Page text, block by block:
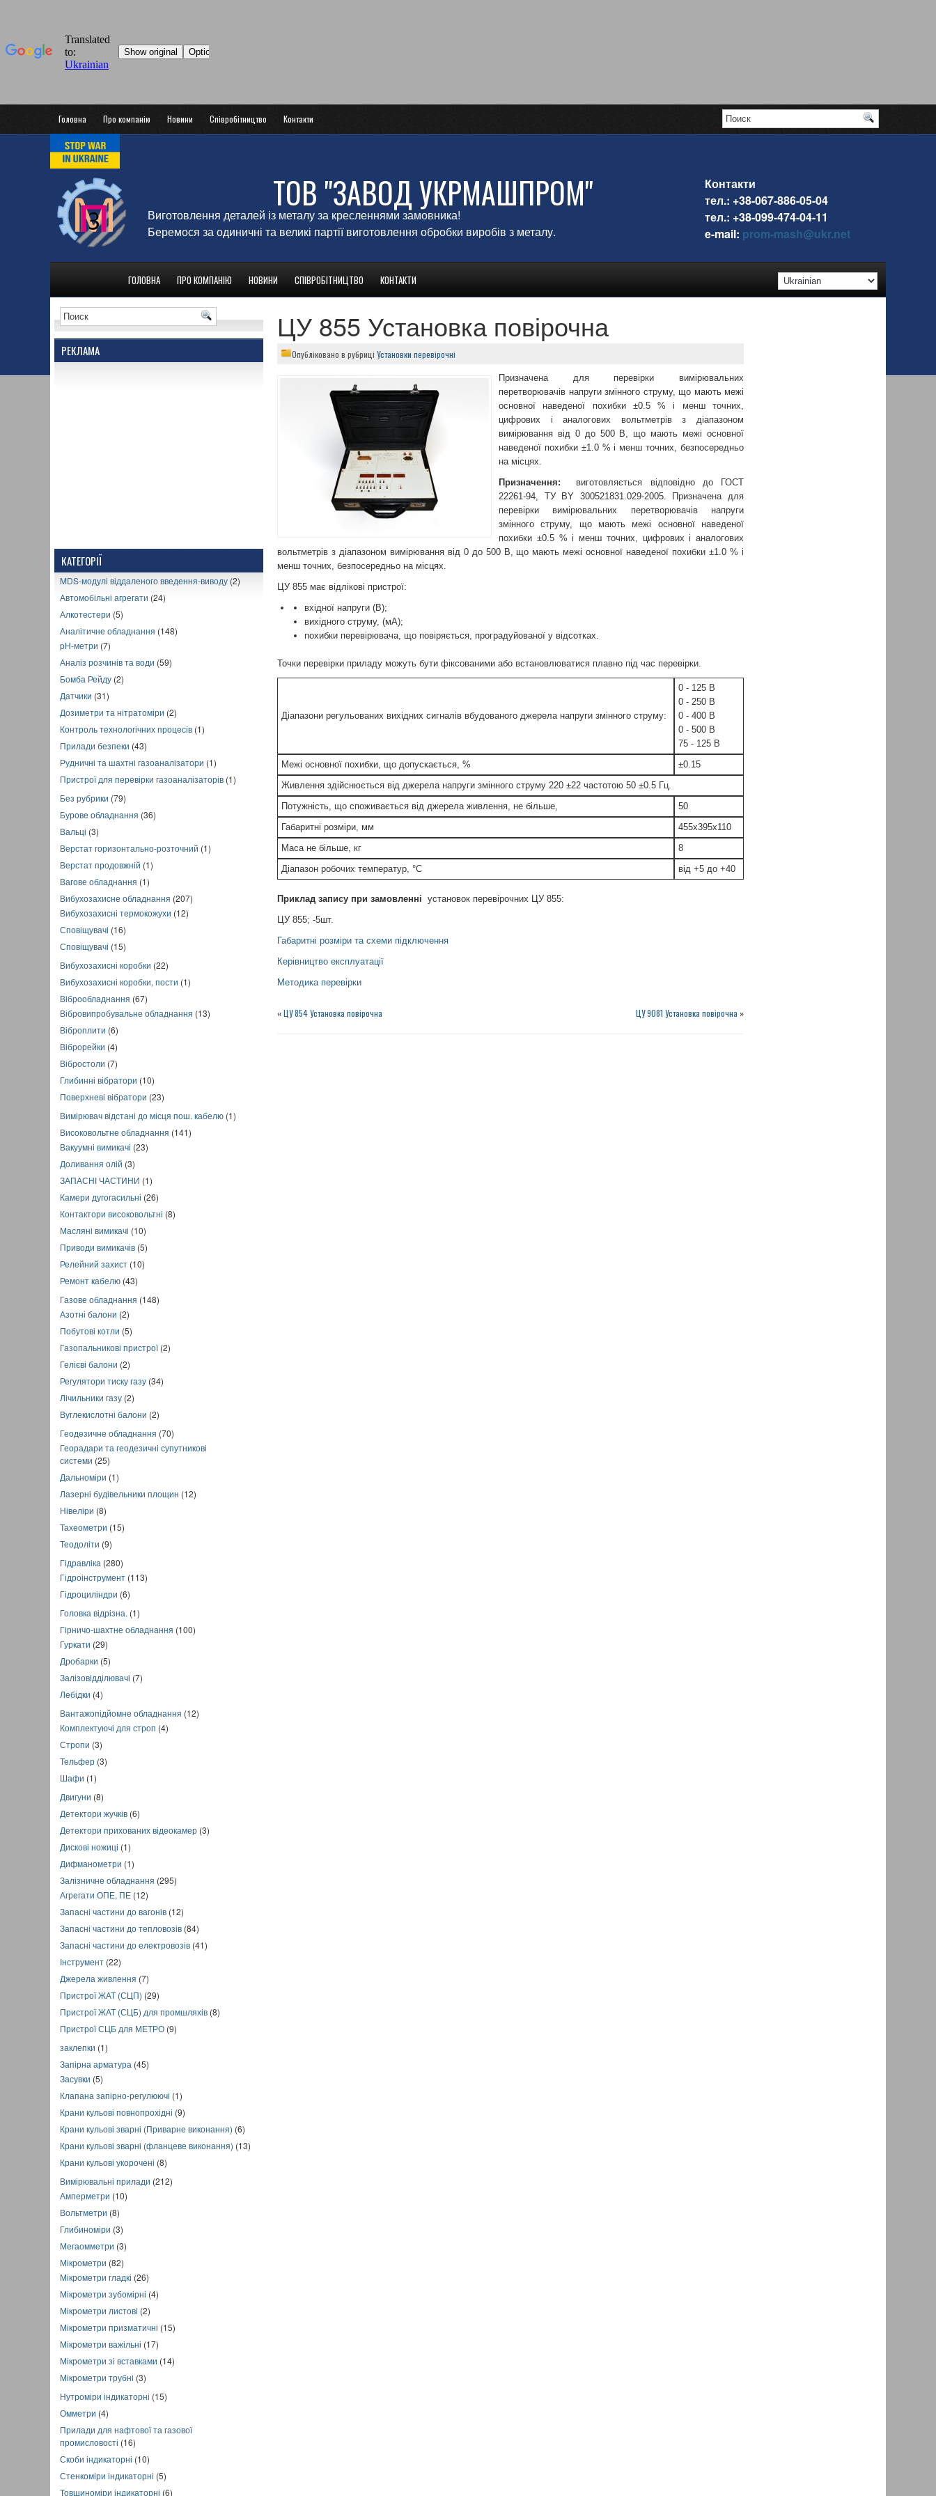
Головна Про компанію Новини Співробітництво Контакти
ТОВ "ЗАВОД УКРМАШПРОМ"
Виготовлення деталей із металу за кресленнями замовника!
Беремося за одиничні та великі партії виготовлення обробки виробів з металу.
Контакти
тел.: +38-067-886-05-04
тел.: +38-099-474-04-11
e-mail: prom-mash@ukr.net
ГОЛОВНА ПРО КОМПАНІЮ НОВИНИ СПІВРОБІТНИЦТВО КОНТАКТИ
РЕКЛАМА
КАТЕГОРІЇ
MDS-модулі віддаленого введення-виводу (2)
Автомобільні агрегати (24)
Алкотестери (5)
Аналітичне обладнання (148)
pH-метри (7)
Аналіз розчинів та води (59)
Бомба Рейду (2)
Датчики (31)
Дозиметри та нітратоміри (2)
Контроль технологічних процесів (1)
Прилади безпеки (43)
Рудничні та шахтні газоаналізатори (1)
Пристрої для перевірки газоаналізаторів (1)
Без рубрики (79)
Бурове обладнання (36)
Вальці (3)
Верстат горизонтально-розточний (1)
Верстат продовжній (1)
Вагове обладнання (1)
Вибухозахисне обладнання (207)
Вибухозахисні термокожухи (12)
Сповіщувачі (16)
Сповіщувачі (15)
Вибухозахисні коробки (22)
Вибухозахисні коробки, пости (1)
Віброобладнання (67)
Вібровипробувальне обладнання (13)
Віброплити (6)
Віброрейки (4)
Вібростоли (7)
Глибинні вібратори (10)
Поверхневі вібратори (23)
Вимірювач відстані до місця пош. кабелю (1)
Високовольтне обладнання (141)
Вакуумні вимикачі (23)
Доливання олій (3)
ЗАПАСНІ ЧАСТИНИ (1)
Камери дугогасильні (26)
Контактори високовольтні (8)
Масляні вимикачі (10)
Приводи вимикачів (5)
Релейний захист (10)
Ремонт кабелю (43)
Газове обладнання (148)
Азотні балони (2)
Побутові котли (5)
Газопальникові пристрої(2)
Гелієві балони (2)
Регулятори тиску газу (34)
Лічильники газу (2)
Вуглекислотні балони (2)
Геодезичне обладнання (70)
Георадари та геодезичні супутникові
системи (25)
Дальноміри (1)
Лазерні будівельники площин (12)
Нівеліри (8)
Тахеометри (15)
Теодоліти (9)
Гідравліка (280)
Гідроінструмент (113)
Гідроциліндри (6)
Головка відрізна. (1)
Гірничо-шахтне обладнання (100)
Гуркати (29)
Дробарки (5)
Залізовідділювачі (7)
Лебідки (4)
Вантажопідйомне обладнання (12)
Комплектуючі для строп (4)
Стропи (3)
Тельфер (3)
Шафи (1)
Двигуни (8)
Детектори жучків (6)
Детектори прихованих відеокамер (3)
Дискові ножиці (1)
Дифманометри (1)
Залізничне обладнання (295)
Агрегати ОПЕ, ПЕ (12)
Запасні частини до вагонів (12)
Запасні частини до тепловозів (84)
Запасні частини до електровозів (41)
Інструмент (22)
Джерела живлення (7)
Пристрої ЖАТ (СЦП) (29)
Пристрої ЖАТ (СЦБ) для промшляхів (8)
Пристрої СЦБ для МЕТРО (9)
заклепки (1)
Запірна арматура (45)
Засувки (5)
Клапана запірно-регулюючі (1)
Крани кульові повнопрохідні (9)
Крани кульові зварні (Приварне виконання) (6)
Крани кульові зварні (фланцеве виконання) (13)
Крани кульові укорочені (8)
Вимірювальні прилади (212)
Амперметри (10)
Вольтметри (8)
Глибиноміри (3)
Мегаомметри (3)
Мікрометри (82)
Мікрометри гладкі (26)
Мікрометри зубомірні (4)
Мікрометри листові (2)
Мікрометри призматичні (15)
Мікрометри важільні (17)
Мікрометри зі вставками (14)
Мікрометри трубні (3)
Нутроміри індикаторні (15)
Омметри (4)
Прилади для нафтової та газової
промисловості (16)
Скоби індикаторні (10)
Стенкоміри індикаторні (5)
Товщиноміри індикаторні (6)
ЦУ 855 Установка повірочна
Опубліковано в рубриці Установки перевірочні
Призначена для перевірки вимірювальних
перетворювачів напруги змінного струму, що мають межі
основної наведеної похибки ±0.5 % і менш точних,
цифрових і аналогових вольтметрів з діапазоном
вимірювання від 0 до 500 В, що мають межі основної
наведеної похибки ±1.0 % і менш точних, безпосередньо
на місцях.
Призначення: виготовляється відповідно до ГОСТ
22261-94, ТУ BY 300521831.029-2005. Призначена для
перевірки вимірювальних перетворювачів напруги
змінного струму, що мають межі основної наведеної
похибки ±0.5 % і менш точних, цифрових і аналогових
вольтметрів з діапазоном вимірювання від 0 до 500 В, що мають межі основної наведеної похибки ±1.0 % і
менш точних, безпосередньо на місцях.
ЦУ 855 має відлікові пристрої:
вхідної напруги (В);
вихідного струму, (мА);
похибки перевірювача, що повіряється, проградуйованої у відсотках.
Точки перевірки приладу можуть бути фіксованими або встановлюватися плавно під час перевірки.
Діапазони регульованих вихідних сигналів вбудованого джерела напруги змінного струму:
0 - 125 В
0 - 250 В
0 - 400 В
0 - 500 В
75 - 125 В
Межі основної похибки, що допускається, %
±0.15
Живлення здійснюється від джерела напруги змінного струму 220 ±22 частотою 50 ±0.5 Гц.
Потужність, що споживається від джерела живлення, не більше,
50
Габаритні розміри, мм
455x395x110
Маса не більше, кг
8
Діапазон робочих температур, °C
від +5 до +40
Приклад запису при замовленні установок перевірочних ЦУ 855:
ЦУ 855; -5шт.
Габаритні розміри та схеми підключення
Керівництво експлуатації
Методика перевірки
«ЦУ 854 Установка повірочна ЦУ 9081 Установка повірочна »